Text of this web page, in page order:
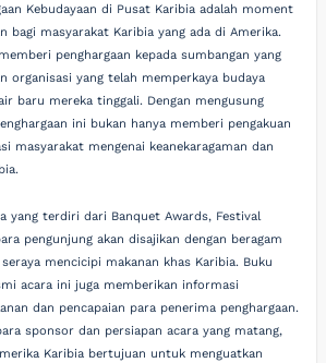
Kebudayaan di Pusat Karibia adalah moment
bagi masyarakat Karibia yang ada di Amerika.
penghargaan kepada sumbangan yang
organisasi yang telah memperkaya budaya
baru mereka tinggali. Dengan mengusung
ini bukan hanya memberi pengakuan
masyarakat mengenai keanekaragaman dan
yang terdiri dari Banquet Awards, Festival
pengunjung akan disajikan dengan beragam
mencicipi makanan khas Karibia. Buku
acara ini juga memberikan informasi
dan pencapaian para penerima penghargaan.
sponsor dan persiapan acara yang matang,
Karibia bertujuan untuk menguatkan